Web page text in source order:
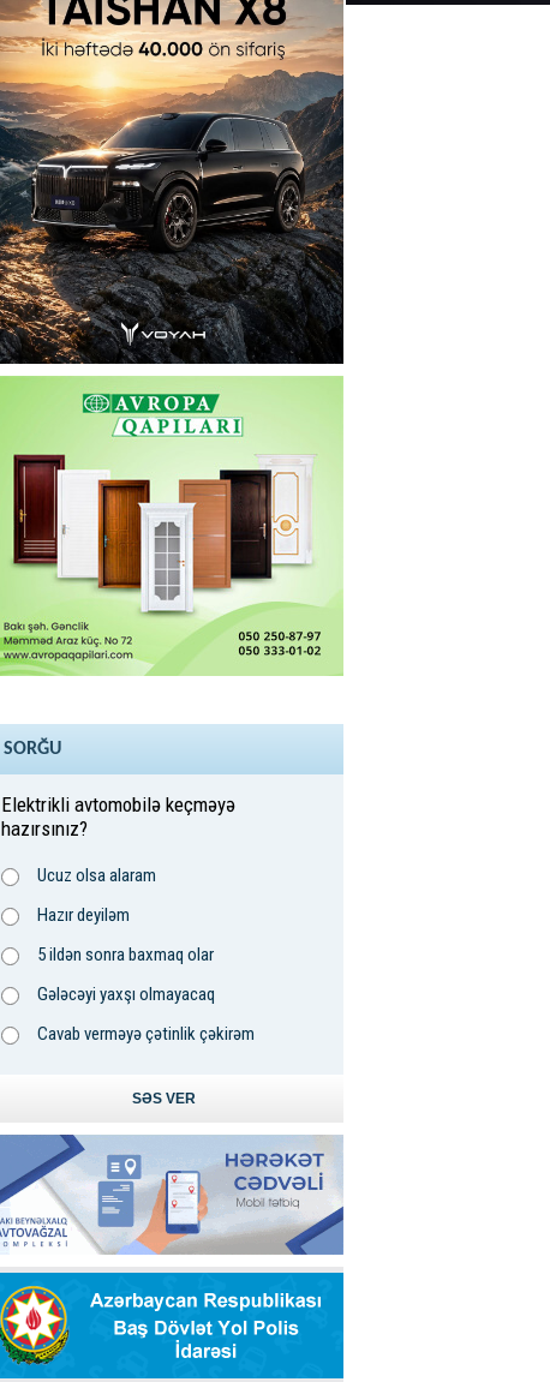
SORĞU
Elektrikli avtomobilə keçməyə
hazırsınız?
Ucuz olsa alaram
Hazır deyiləm
5 ildən sonra baxmaq olar
Gələcəyi yaxşı olmayacaq
Cavab verməyə çətinlik çəkirəm